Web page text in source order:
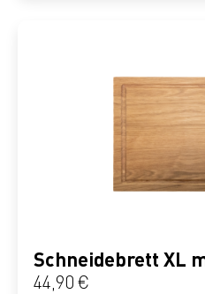
Schneidebrett XL
Regulärer Preis:
44,90 €